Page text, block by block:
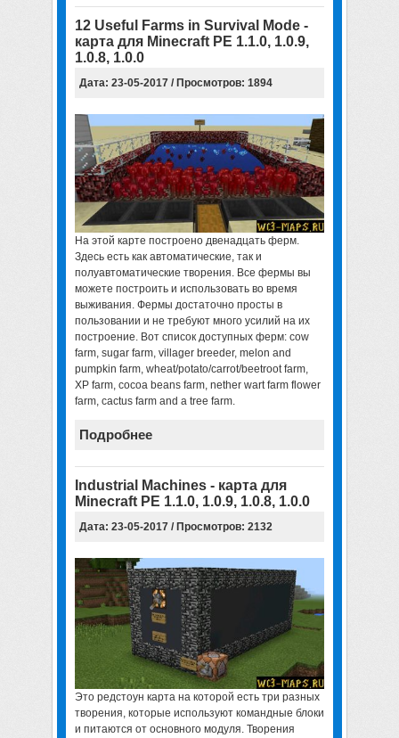
12 Useful Farms in Survival Mode -
карта для Minecraft PE 1.1.0, 1.0.9,
1.0.8, 1.0.0
Дата: 23-05-2017 / Просмотров: 1894
На этой карте построено двенадцать ферм.
Здесь есть как автоматические, так и
полуавтоматические творения. Все фермы вы
можете построить и использовать во время
выживания. Фермы достаточно просты в
пользовании и не требуют много усилий на их
построение. Вот список доступных ферм: cow
farm, sugar farm, villager breeder, melon and
pumpkin farm, wheat/potato/carrot/beetroot farm,
XP farm, cocoa beans farm, nether wart farm flower
farm, cactus farm and a tree farm.
Подробнее
Industrial Machines - карта для
Minecraft PE 1.1.0, 1.0.9, 1.0.8, 1.0.0
Дата: 23-05-2017 / Просмотров: 2132
Это редстоун карта на которой есть три разных
творения, которые используют командные блоки
и питаются от основного модуля. Творения